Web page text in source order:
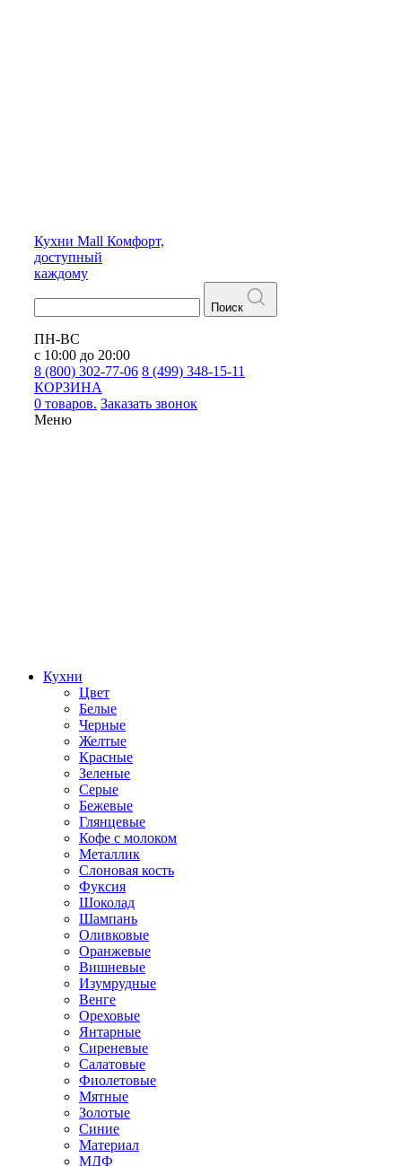
Кухни Mall Комфорт,
доступный
каждому
Поиск
ПН-ВС
с 10:00 до 20:00
8 (800) 302-77-06 8 (499) 348-15-11
КОРЗИНА
0 товаров. Заказать звонок
Меню
Кухни
Цвет
Белые
Черные
Желтые
Красные
Зеленые
Серые
Бежевые
Глянцевые
Кофе с молоком
Металлик
Слоновая кость
Фуксия
Шоколад
Шампань
Оливковые
Оранжевые
Вишневые
Изумрудные
Венге
Ореховые
Янтарные
Сиреневые
Салатовые
Фиолетовые
Мятные
Золотые
Синие
Материал
МДФ